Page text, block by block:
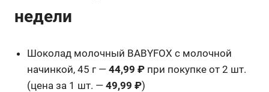
недели
Шоколад молочный BABYFOX с молочной
начинкой, 45 г —44,99 ₽ при покупке от 2 шт.
(цена за 1 шт. —49,99 ₽)